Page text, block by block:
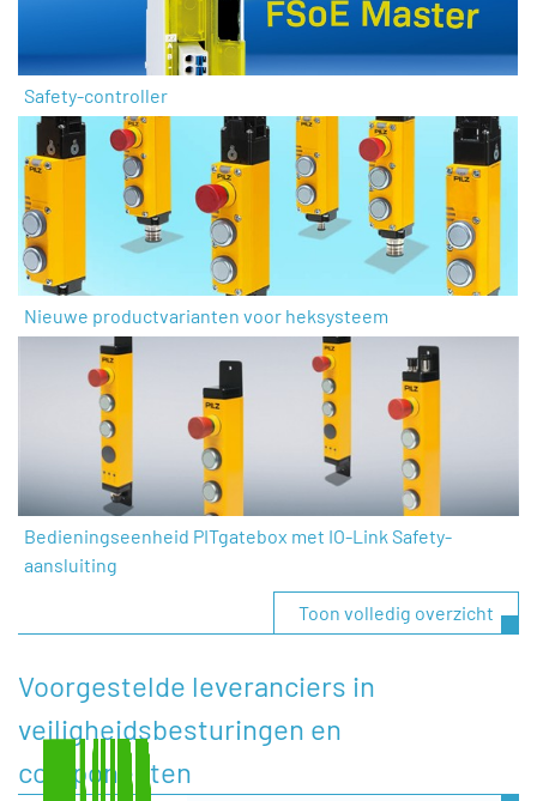
Safety-controller
Nieuwe productvarianten voor heksysteem
Bedieningseenheid PITgatebox met IO-Link Safety-
aansluiting
Toon volledig overzicht
Voorgestelde leveranciers in
veiligheidsbesturingen en
componenten